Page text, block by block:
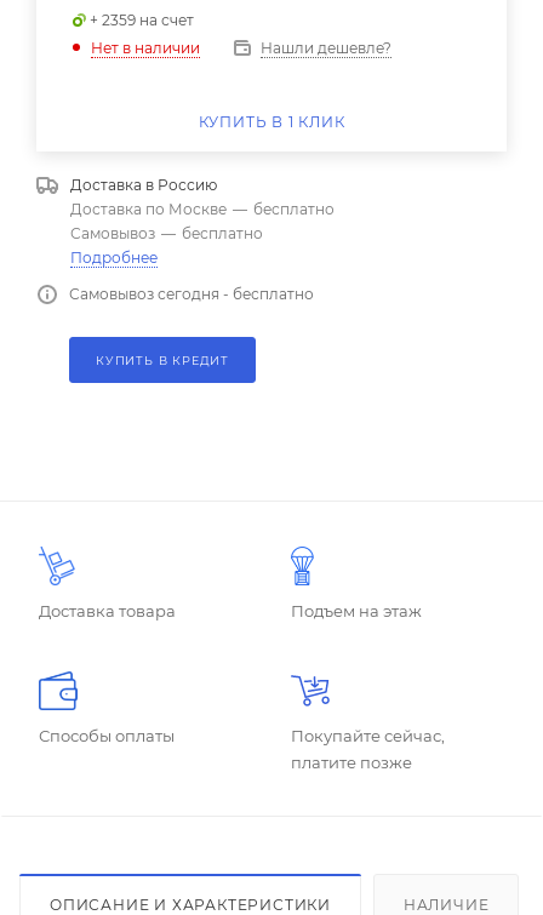
+ 2359 на счет
Нет в наличии
Нашли дешевле?
КУПИТЬ В 1 КЛИК
Доставка в Россию
Доставка по Москве — бесплатно
Самовывоз — бесплатно
Подробнее
Самовывоз сегодня - бесплатно
КУПИТЬ В КРЕДИТ
Доставка товара Подъем на этаж
Способы оплаты
Покупайте сейчас,
платите позже
ОПИСАНИЕ И ХАРАКТЕРИСТИКИ НАЛИЧИЕ